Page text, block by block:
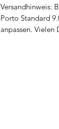
Versandhinweis:
Porto Standard
anpassen. Vielen